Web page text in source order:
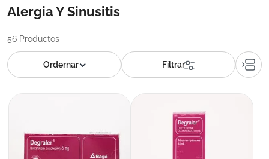
Alergia Y Sinusitis
56 Productos
eucerin
2. protector solar
pilexil
7. isdin
8. roche posay